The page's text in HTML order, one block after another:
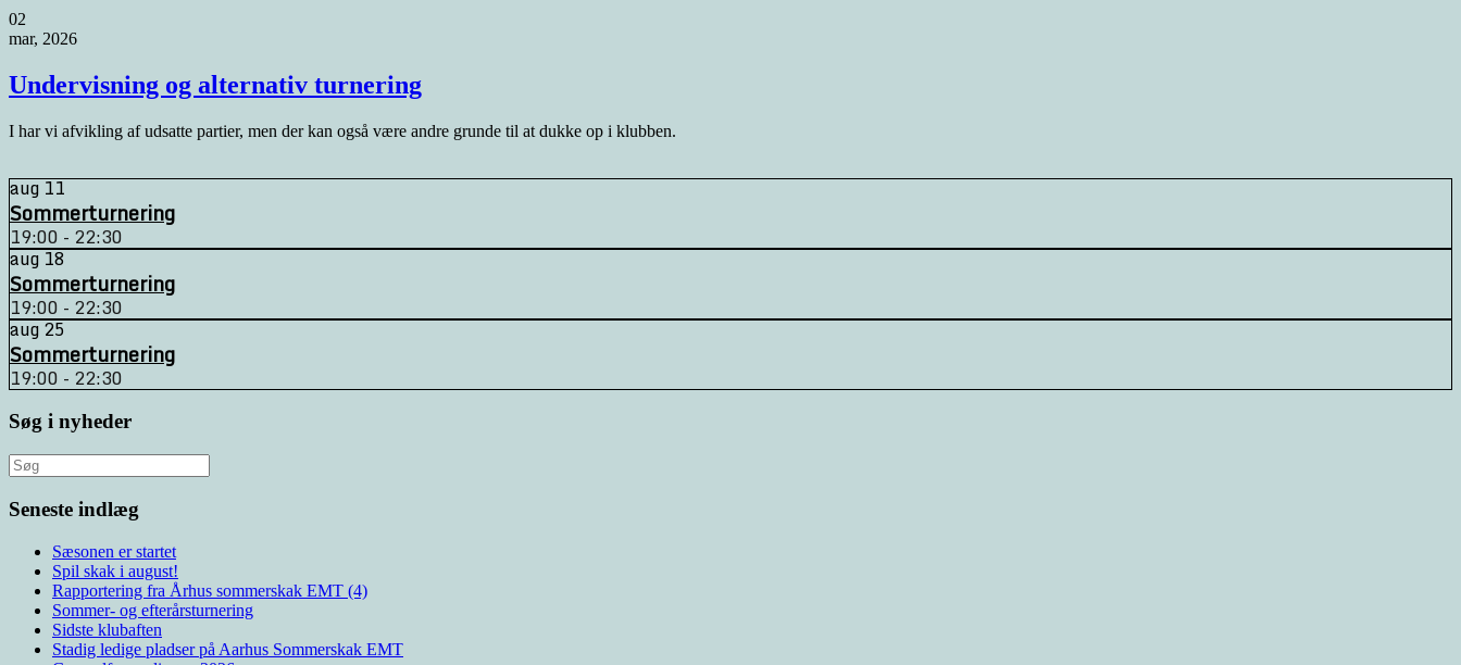
02
mar, 2026
Undervisning og alternativ turnering
I har vi afvikling af udsatte partier, men der kan også være andre grunde til at dukke op i klubben.
aug11
Sommerturnering
19:00 - 22:30
aug18
Sommerturnering
19:00 - 22:30
aug25
Sommerturnering
19:00 - 22:30
Søg i nyheder
Søg
efter:
Seneste indlæg
Sæsonen er startet
Spil skak i august!
Rapportering fra Århus sommerskak EMT (4)
Sommer- og efterårsturnering
Sidste klubaften
Stadig ledige pladser på Aarhus Sommerskak EMT